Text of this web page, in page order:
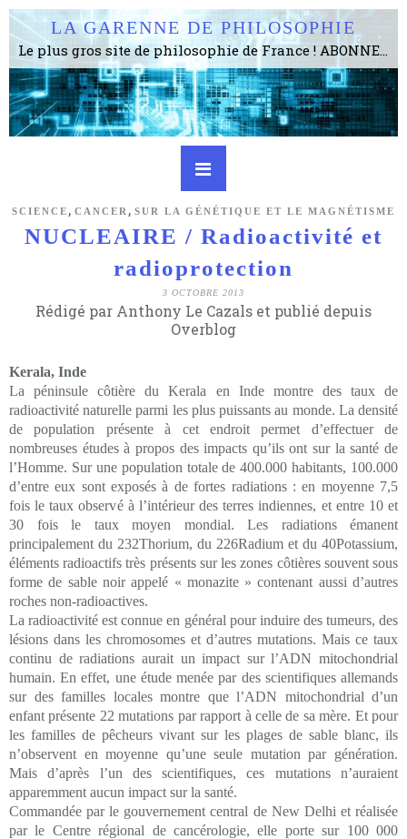
LA GARENNE DE PHILOSOPHIE
Le plus gros site de philosophie de France ! ABONNEZ-VOUS ! 4115 Articles, 1634 abonné·e·s, depuis 2006 . . . . . . . . 2 852 214 pages vues jusqu'à présent. Prestance et être apte à un plus grand nombre de choses.
SCIENCE , CANCER , SUR LA GÉNÉTIQUE ET LE MAGNÉTISME
NUCLEAIRE / Radioactivité et
radioprotection
3 OCTOBRE 2013
Rédigé par Anthony Le Cazals et publié depuis
Overblog
Kerala, Inde
La péninsule côtière du Kerala en Inde montre des taux de
radioactivité naturelle parmi les plus puissants au monde. La densité
de population présente à cet endroit permet d’effectuer de
nombreuses études à propos des impacts qu’ils ont sur la santé de
l’Homme. Sur une population totale de 400.000 habitants, 100.000
d’entre eux sont exposés à de fortes radiations : en moyenne 7,5
fois le taux observé à l’intérieur des terres indiennes, et entre 10 et
30 fois le taux moyen mondial. Les radiations émanent
principalement du 232Thorium, du 226Radium et du 40Potassium,
éléments radioactifs très présents sur les zones côtières souvent sous
forme de sable noir appelé « monazite » contenant aussi d’autres
roches non-radioactives.
La radioactivité est connue en général pour induire des tumeurs, des
lésions dans les chromosomes et d’autres mutations. Mais ce taux
continu de radiations aurait un impact sur l’ADN mitochondrial
humain. En effet, une étude menée par des scientifiques allemands
sur des familles locales montre que l’ADN mitochondrial d’un
enfant présente 22 mutations par rapport à celle de sa mère. Et pour
les familles de pêcheurs vivant sur les plages de sable blanc, ils
n’observent en moyenne qu’une seule mutation par génération.
Mais d’après l’un des scientifiques, ces mutations n’auraient
apparemment aucun impact sur la santé.
Commandée par le gouvernement central de New Delhi et réalisée
par le Centre régional de cancérologie, elle porte sur 100 000